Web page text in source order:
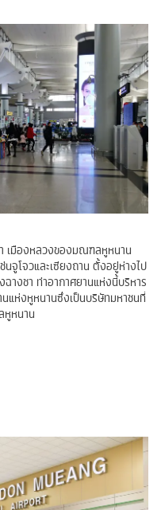
เมืองหลวงของมณฑลหูหนาน
นจูโจวและเซียงถาน ตั้งอยู่ห่างไป
างชา ท่าอากาศยานแห่งนี้บริหาร
แห่งหูหนานซึ่งเป็นบริษัทมหาชนที่
หูหนาน